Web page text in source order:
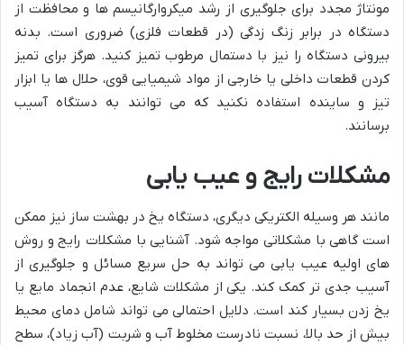
مونتاژ مجدد برای جلوگیری از رشد میکروارگانیسم ها و محافظت از
دستگاه در برابر زنگ زدگی (در قطعات فلزی) ضروری است. بدنه
بیرونی دستگاه را نیز با دستمال مرطوب تمیز کنید. هرگز برای تمیز
کردن قطعات داخلی یا خارجی از مواد شیمیایی قوی، حلال ها یا ابزار
تیز و ساینده استفاده نکنید که می توانند به دستگاه آسیب
برسانند.
مشکلات رایج و عیب یابی
مانند هر وسیله الکتریکی دیگری، دستگاه یخ در بهشت ساز نیز ممکن
است گاهی با مشکلاتی مواجه شود. آشنایی با مشکلات رایج و روش
های اولیه عیب یابی می تواند به حل سریع مسائل و جلوگیری از
آسیب جدی تر کمک کند. یکی از مشکلات شایع، عدم انجماد مایع یا
یخ زدن بسیار کند است. دلایل احتمالی می تواند شامل دمای محیط
بیش از حد بالا، نسبت نادرست مخلوط آب و شربت (آب زیاد)، سطح